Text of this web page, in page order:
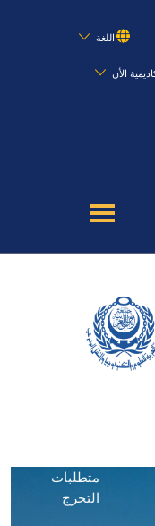
اللغة
الأن
متطلبات
التخرج